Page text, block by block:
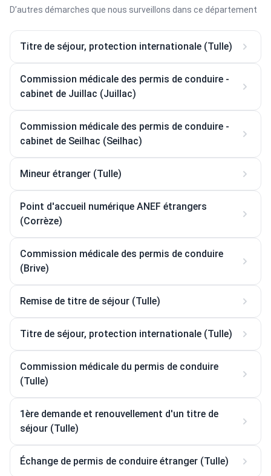
D’autres démarches que nous surveillons dans ce département
Titre de séjour, protection internationale (Tulle)
Commission médicale des permis de conduire -
cabinet de Juillac (Juillac)
Commission médicale des permis de conduire -
cabinet de Seilhac (Seilhac)
Mineur étranger (Tulle)
Point d'accueil numérique ANEF étrangers
(Corrèze)
Commission médicale des permis de conduire
(Brive)
Remise de titre de séjour (Tulle)
Titre de séjour, protection internationale (Tulle)
Commission médicale du permis de conduire
(Tulle)
1ère demande et renouvellement d'un titre de
séjour (Tulle)
Échange de permis de conduire étranger (Tulle)